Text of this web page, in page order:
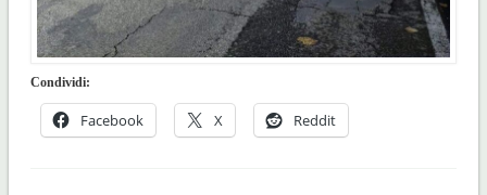
Condividi:
Facebook X Reddit